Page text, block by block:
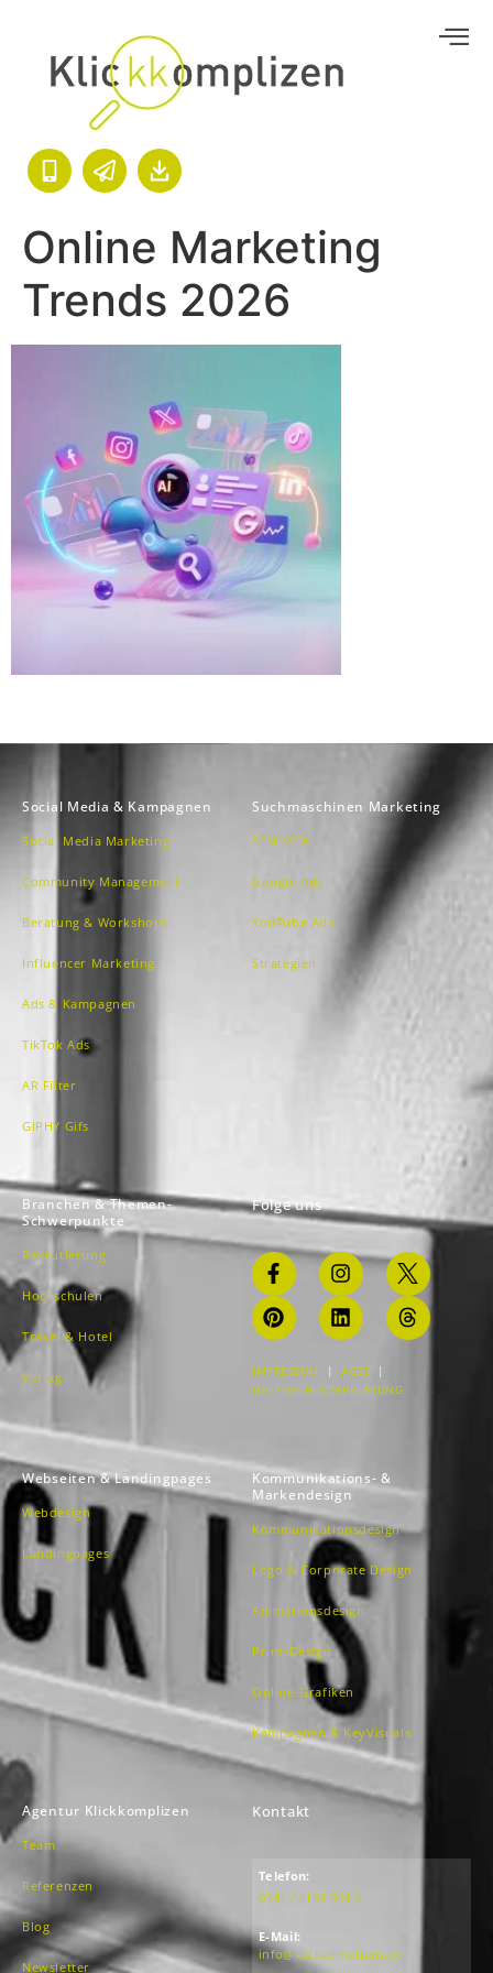
Online Marketing
Trends 2026
Social Media & Kampagnen
Social Media Marketing
Community Management
Beratung & Workshops
Influencer Marketing
Ads & Kampagnen
TikTok Ads
AR Filter
GIPHY Gifs
Suchmaschinen Marketing
SEM /SEA
Google Ads
YouTube Ads
Strategien
Branchen & Themen-
Schwerpunkte
Rekrutierung
Hochschulen
Travel & Hotel
Verlag
Folge uns
IMPRESSUM | AGBS |
DATENSCHUTZERKLÄRUNG
Webseiten & Landingpages
Webdesign
Landingpages
Kommunikations- &
Markendesign
Kommunikationsdesign
Logo & Corporate Design
Animationsdesign
Print-Design
Online-Grafiken
Kampagnen & KeyVisuals
Agentur Klickkomplizen
Team
Referenzen
Blog
Newsletter
Kontakt
Telefon:
0341 / 4158 504 0
E-Mail:
info@klickkomplizen.de